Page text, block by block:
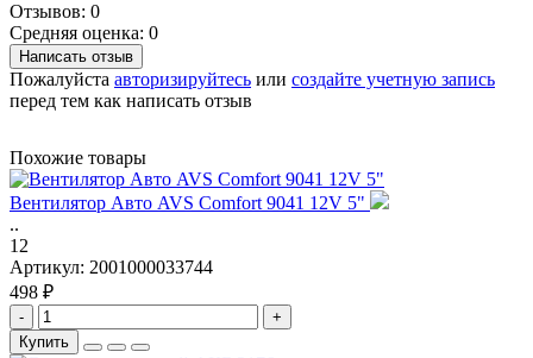
Отзывов: 0
Средняя оценка: 0
Написать отзыв
Пожалуйста авторизируйтесь или создайте учетную запись
перед тем как написать отзыв
Похожие товары
Вентилятор Авто AVS Comfort 9041 12V 5"
..
12
Артикул: 2001000033744
498 ₽
-
+
Купить